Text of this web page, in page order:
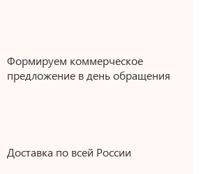
Формируем коммерческое
предложение в день обращения
Доставка по всей России